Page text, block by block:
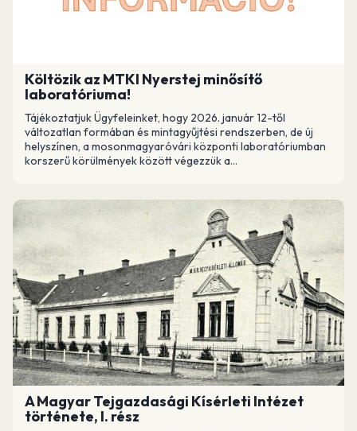
Költözik az MTKI Nyerstej minősítő
laboratóriuma!
Tájékoztatjuk Ügyfeleinket, hogy 2026. január 12-től
változatlan formában és mintagyűjtési rendszerben, de új
helyszínen, a mosonmagyaróvári központi laboratóriumban
korszerű körülmények között végezzük a...
A Magyar Tejgazdasági Kísérleti Intézet
története, I. rész